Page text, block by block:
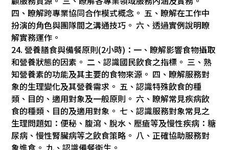
四、瞭解跨專業協同合作模式概念。 五、瞭解在工作中
扮演的角色與團隊間之溝通技巧。 六、透過實例說明瞭
解實務運作。
24. 營養膳食與備餐原則(2小時)：一、瞭解影響食物攝取
和營養狀態的因素。 二、認識國民飲食之指標。 三、熟
知營養素的功能及其主要的食物來源。 四、瞭解服務對
象的生理變化及其營養需求。 五、認識特殊飲食的種
類、目的、適用對象及一般原則。 六、瞭解常見疾病飲
食的種類、目的及適用對象。 七、認識服務對象常見之
生理問題如：便秘、腹瀉、脫水、壓瘡等及慢性疾病：糖
尿病、慢性腎臟病等之飲食策略。 八、正確協助服務對
象進食。 九、認識備餐衛生。